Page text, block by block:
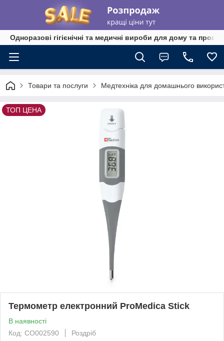
Одноразові гігієнічні та медичні вироби для дому та
Товари та послуги Медтехніка для домашнього
ТОП ЦЕНА
Термометр електронний ProMedica Stick
В наявності
Код: CO002590
Роздріб